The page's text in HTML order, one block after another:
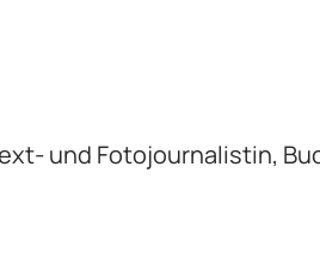
und Fotojournalistin,